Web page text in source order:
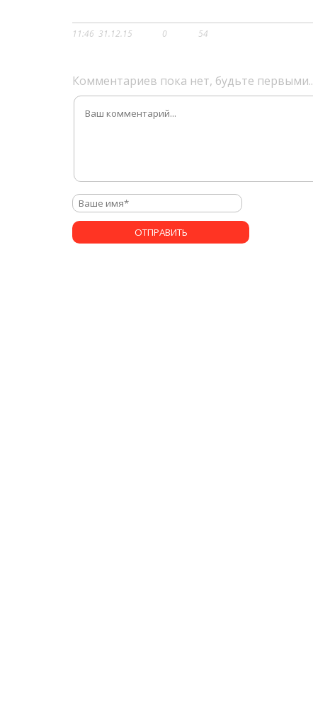
11:46 31.12.15 0 54
Комментариев пока нет, будьте первыми..